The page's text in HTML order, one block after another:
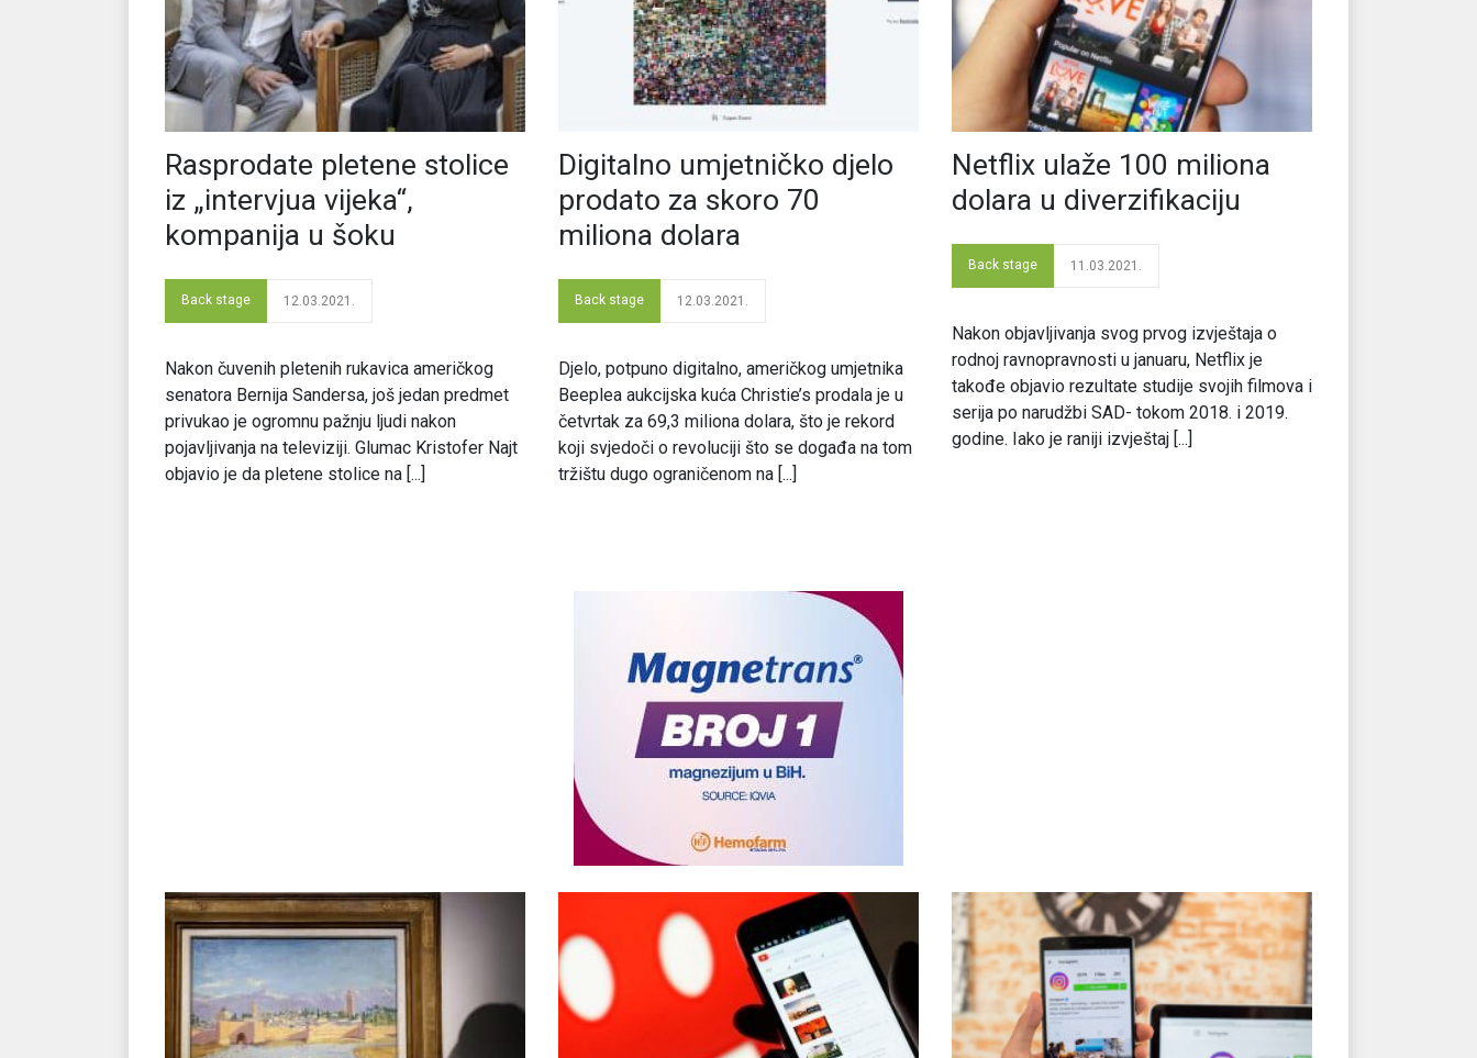
Rasprodate pletene stolice
iz „intervjua vijeka“,
kompanija u šoku
Back stage 12.03.2021.
Nakon čuvenih pletenih rukavica američkog
senatora Bernija Sandersa, još jedan predmet
privukao je ogromnu pažnju ljudi nakon
pojavljivanja na televiziji. Glumac Kristofer Najt
objavio je da pletene stolice na [...]
Digitalno umjetničko djelo
prodato za skoro 70
miliona dolara
Back stage 12.03.2021.
Djelo, potpuno digitalno, američkog umjetnika
Beeplea aukcijska kuća Christie’s prodala je u
četvrtak za 69,3 miliona dolara, što je rekord
koji svjedoči o revoluciji što se događa na tom
tržištu dugo ograničenom na [...]
Netflix ulaže 100 miliona
dolara u diverzifikaciju
Back stage 11.03.2021.
Nakon objavljivanja svog prvog izvještaja o
rodnoj ravnopravnosti u januaru, Netflix je
takođe objavio rezultate studije svojih filmova i
serija po narudžbi SAD- tokom 2018. i 2019.
godine. Iako je raniji izvještaj [...]